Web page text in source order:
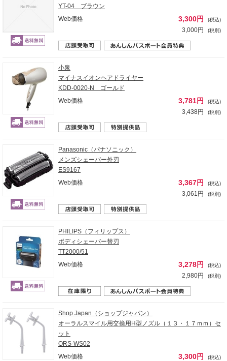
YT-04 ブラウン
Web価格
3,300円 (税込)
3,000円 (税別)
小泉
マイナスイオンヘアドライヤー
KDD-0020-N ゴールド
Web価格
3,781円 (税込)
3,438円 (税別)
Panasonic（パナソニック）
メンズシェーバー外刃
ES9167
Web価格
3,367円 (税込)
3,061円 (税別)
PHILIPS（フィリップス）
ボディシェーバー替刃
TT2000/51
Web価格
3,278円 (税込)
2,980円 (税別)
Shop Japan（ショップジャパン）
オーラルスマイル用交換用H型ノズル（１３・１７ｍｍ）セ
ット
ORS-WS02
Web価格
3,300円 (税込)